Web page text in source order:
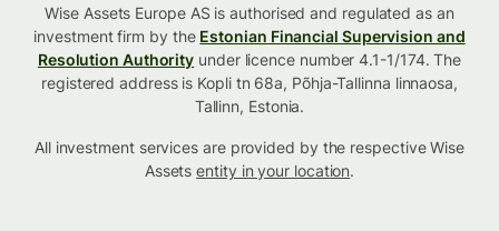
Wise Assets Europe AS is authorised and regulated as an
investment firm by the Estonian Financial Supervision and
Resolution Authority under licence number 4.1-1/174. The
registered address is Kopli tn 68a, Põhja-Tallinna linnaosa,
Tallinn, Estonia.
All investment services are provided by the respective Wise
Assetsentity in your location.